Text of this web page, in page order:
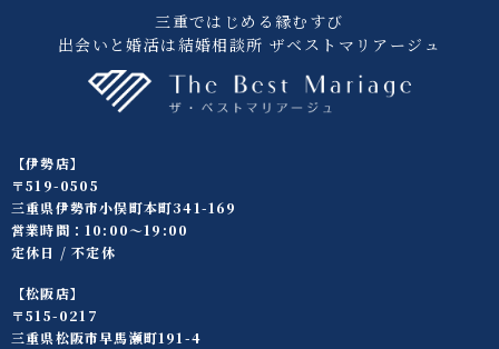
三重ではじめる縁むすび
出会いと婚活は結婚相談所 ザベストマリアージュ
【伊勢店】
〒519-0505
三重県伊勢市小俣町本町341-169
営業時間：10:00〜19:00
定休日 / 不定休
【松阪店】
〒515-0217
三重県松阪市早馬瀬町191-4